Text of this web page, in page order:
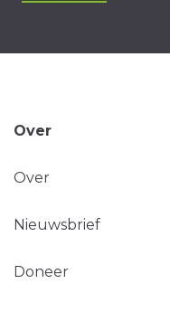
Over
Over
Nieuwsbrief
Doneer